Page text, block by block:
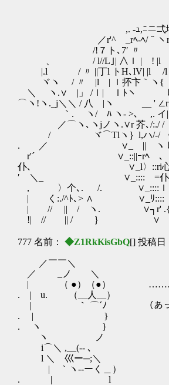
,. -ｭ,ﾆニ弌垳
／r'^ _rﾍ-ﾍ/＾ヽr
/!７ト､7′ 〃 ｌ
、 / l//L｣| ∧ｌ | ! |l
|.l / 〃 ||丁l トH､lV| |l
ヾヽ / 〃 |l | ｌ抔卞｀ヽ{
＼ ヽ.∨ |」 /ｌ| ｌﾄヽ
⌒ヽ!ヽ._j＼＼ / 八 |ヽ __ '
｀. ヽ/ ﾊ ヽ‐ >､ ,. イ| }
／⌒ヽ､ヽjノヽ.∨r 芥､/
/ ヾ⌒Tlヽ｝l,ハ/-/ 〈
. ／ ∨_ || ヽ ﾚ
r'´ ∨_::||ｰrﾍ ､ ＼
仆､ ∨_l〉::ri心.
′ ＼_ ∨_::::ゞ=仆
, 〉个､. /. ∨_::::ｌ
| く:./^ﾄ､> ∧ ∨_ﾘ::::〈
| // || / ヽ. ∨┐r' .{ ､
!| // || / ｝ ∨ |
777 名前： ◆Z1RkKisGbQ[] 投稿日
／￣￣＼
／ _ノ ＼
| （ ●）（●）
. | u. （__人__）
| ｀ ⌒´ﾉ （あっち
. | }
. ヽ }
ヽ ノ
i⌒＼ ,__(‐- ､
l ＼ 巛ー─;＼
| ｀ヽ-‐ーく＿）
. | l